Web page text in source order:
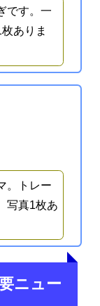
です。一
ありま
。トレー
写真1枚あ
ニュー